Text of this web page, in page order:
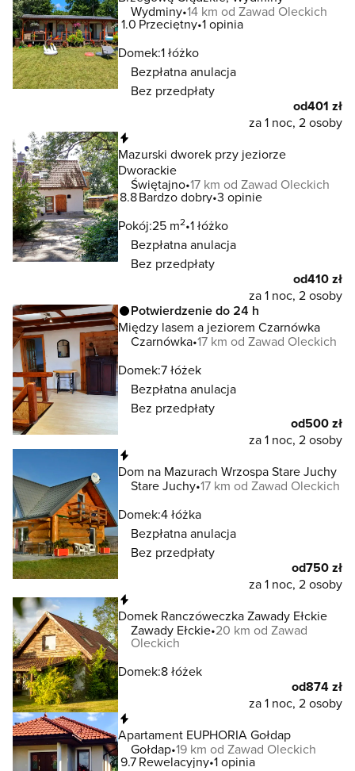
Wydminy 14 km od Zawad Oleckich
1.0 Przeciętny 1 opinia
Domek:1 łóżko
Bezpłatna anulacja
Bez przedpłaty
od401 zł
za 1 noc, 2 osoby
Mazurski dworek przy jeziorze
Dworackie
Świętajno 17 km od Zawad Oleckich
8.8Bardzo dobry 3 opinie
Pokój:25 m2 1 łóżko
Bezpłatna anulacja
Bez przedpłaty
od410 zł
za 1 noc, 2 osoby
Potwierdzenie do 24 h
Między lasem a jeziorem Czarnówka
Czarnówka 17 km od Zawad Oleckich
Domek:7 łóżek
Bezpłatna anulacja
Bez przedpłaty
od500 zł
za 1 noc, 2 osoby
Dom na Mazurach Wrzospa Stare Juchy
Stare Juchy 17 km od Zawad Oleckich
Domek:4 łóżka
Bezpłatna anulacja
Bez przedpłaty
od750 zł
za 1 noc, 2 osoby
Domek Ranczóweczka Zawady Ełckie
Zawady Ełckie 20 km od Zawad
Oleckich
Domek:8 łóżek
od874 zł
za 1 noc, 2 osoby
Apartament EUPHORIA Gołdap
Gołdap 19 km od Zawad Oleckich
9.7Rewelacyjny 1 opinia